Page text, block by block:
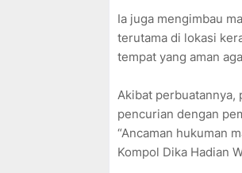
Ia juga mengimbau
terutama di lokasi
tempat yang aman
Akibat perbuatannya,
pencurian dengan
“Ancaman hukuman
Kompol Dika Hadian